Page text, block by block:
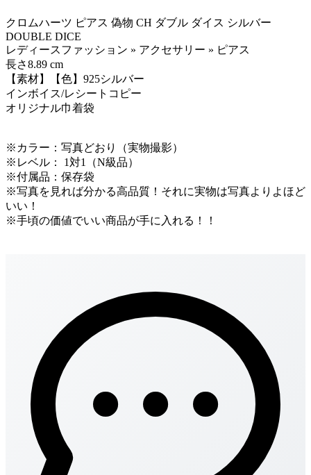
クロムハーツ ピアス 偽物 CH ダブル ダイス シルバー
DOUBLE DICE
レディースファッション » アクセサリー » ピアス
長さ8.89 cm
【素材】【色】925シルバー
インボイス/レシートコピー
オリジナル巾着袋
※カラー：写真どおり（実物撮影）
※レベル： 1対1（N級品）
※付属品：保存袋
※写真を見れば分かる高品質！それに実物は写真よりよほど
いい！
※手頃の価値でいい商品が手に入れる！！